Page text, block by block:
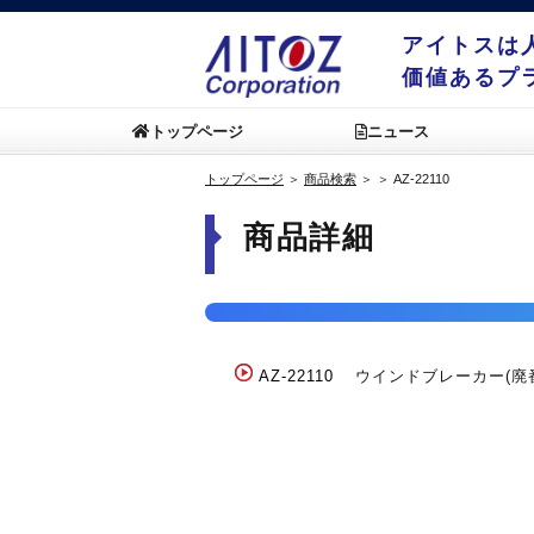
アイトスは
価値あるプ
トップページ ニュース
トップページ ＞ 商品検索 ＞ ＞ AZ-22110
商品詳細
AZ-22110 ウインドブレーカー(廃